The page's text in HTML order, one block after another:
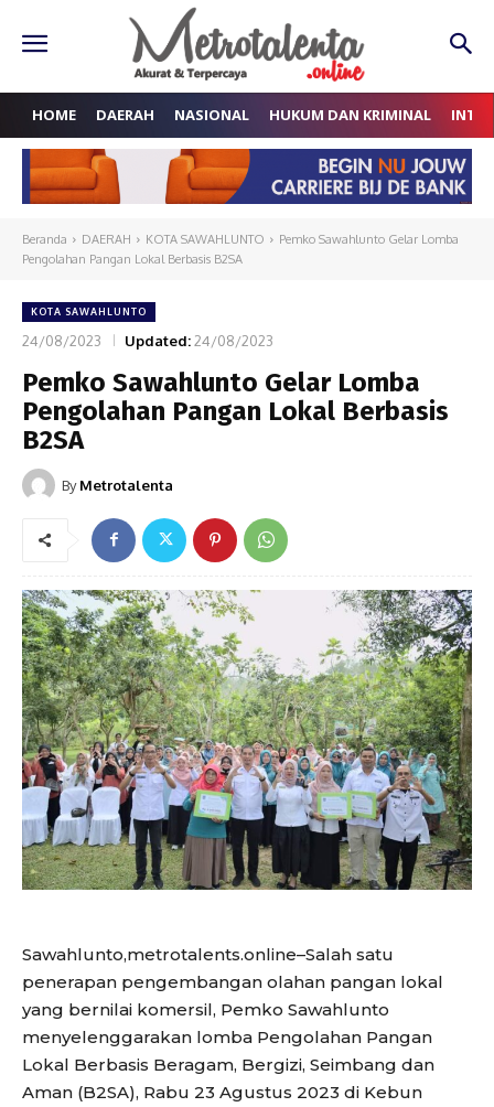
HOME DAERAH NASIONAL HUKUM DAN KRIMINAL
Beranda DAERAH KOTA SAWAHLUNTO
Pemko Sawahlunto Gelar Lomba
Pengolahan Pangan Lokal Berbasis B2SA
KOTA SAWAHLUNTO
24/08/2023 Updated:24/08/2023
Pemko Sawahlunto Gelar Lomba
Pengolahan Pangan Lokal Berbasis
B2SA
By Metrotalenta
Sawahlunto,metrotalents.online–Salah satu
penerapan pengembangan olahan pangan lokal
yang bernilai komersil, Pemko Sawahlunto
menyelenggarakan lomba Pengolahan Pangan
Lokal Berbasis Beragam, Bergizi, Seimbang dan
Aman (B2SA), Rabu 23 Agustus 2023 di Kebun